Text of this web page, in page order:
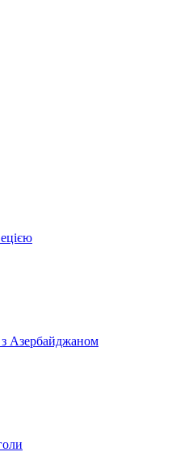
з Азербайджаном